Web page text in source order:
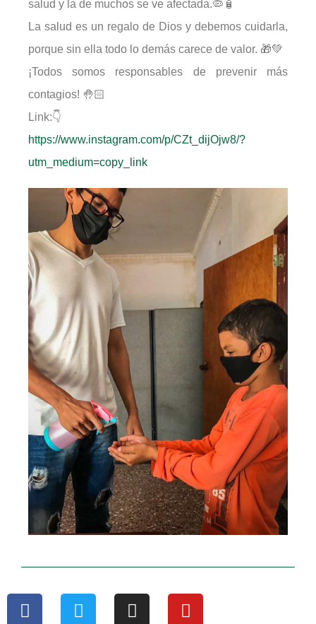
salud y la de muchos se ve afectada.🦠🧴
La salud es un regalo de Dios y debemos cuidarla,
porque sin ella todo lo demás carece de valor. 🎁💚
¡Todos somos responsables de prevenir más
contagios! 🤚🏻
Link:👇
https://www.instagram.com/p/CZt_dijOjw8/?
utm_medium=copy_link